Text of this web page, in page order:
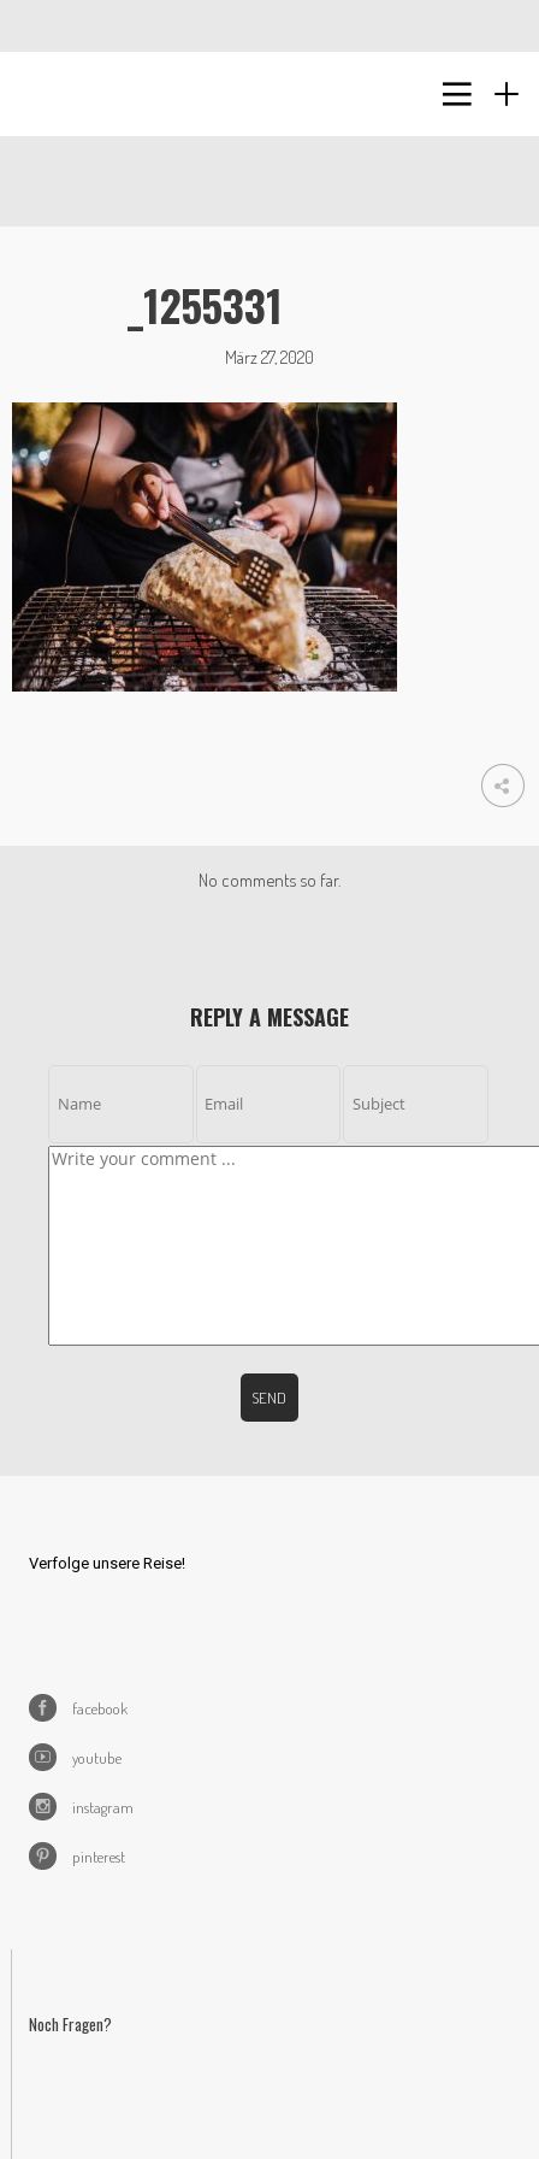
_1255331
März 27, 2020
No comments so far.
REPLY A MESSAGE
Verfolge unsere Reise!
facebook
youtube
instagram
pinterest
Noch Fragen?